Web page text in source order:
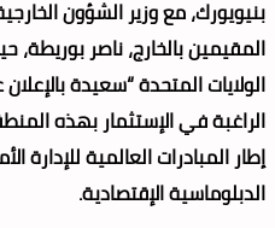
بنيويورك، مع وزير الشؤون
المقيمين بالخارج، ناصر
الولايات المتحدة “سعيدة
الراغبة في الإستثمار بهذه
إطار المبادرات العالمية للإدارة
الدبلوماسية الإقتصادية.